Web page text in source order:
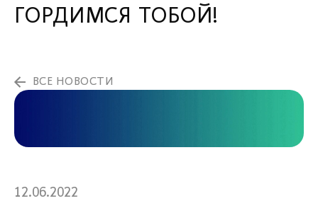
ГОРДИМСЯ ТОБОЙ!
ВСЕ НОВОСТИ
12.06.2022